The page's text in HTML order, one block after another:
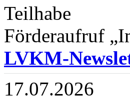
Teilhabe
Förderaufruf
LVKM-
17.07.2026